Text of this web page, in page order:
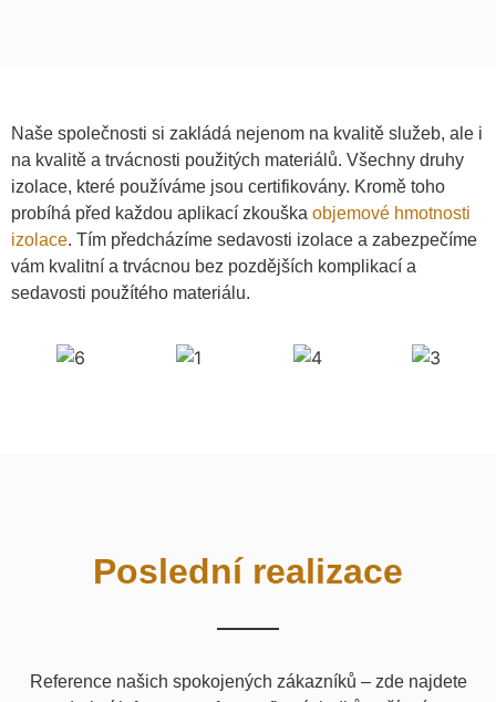
Naše společnosti si zakládá nejenom na kvalitě služeb, ale i
na kvalitě a trvácnosti použitých materiálů. Všechny druhy
izolace, které používáme jsou certifikovány. Kromě toho
probíhá před každou aplikací zkouška objemové hmotnosti
izolace. Tím předcházíme sedavosti izolace a zabezpečíme
vám kvalitní a trvácnou bez pozdějších komplikací a
sedavosti použítého materiálu.
Poslední realizace
Reference našich spokojených zákazníků – zde najdete